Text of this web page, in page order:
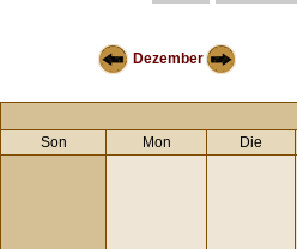
Dezember
Son Mon Die